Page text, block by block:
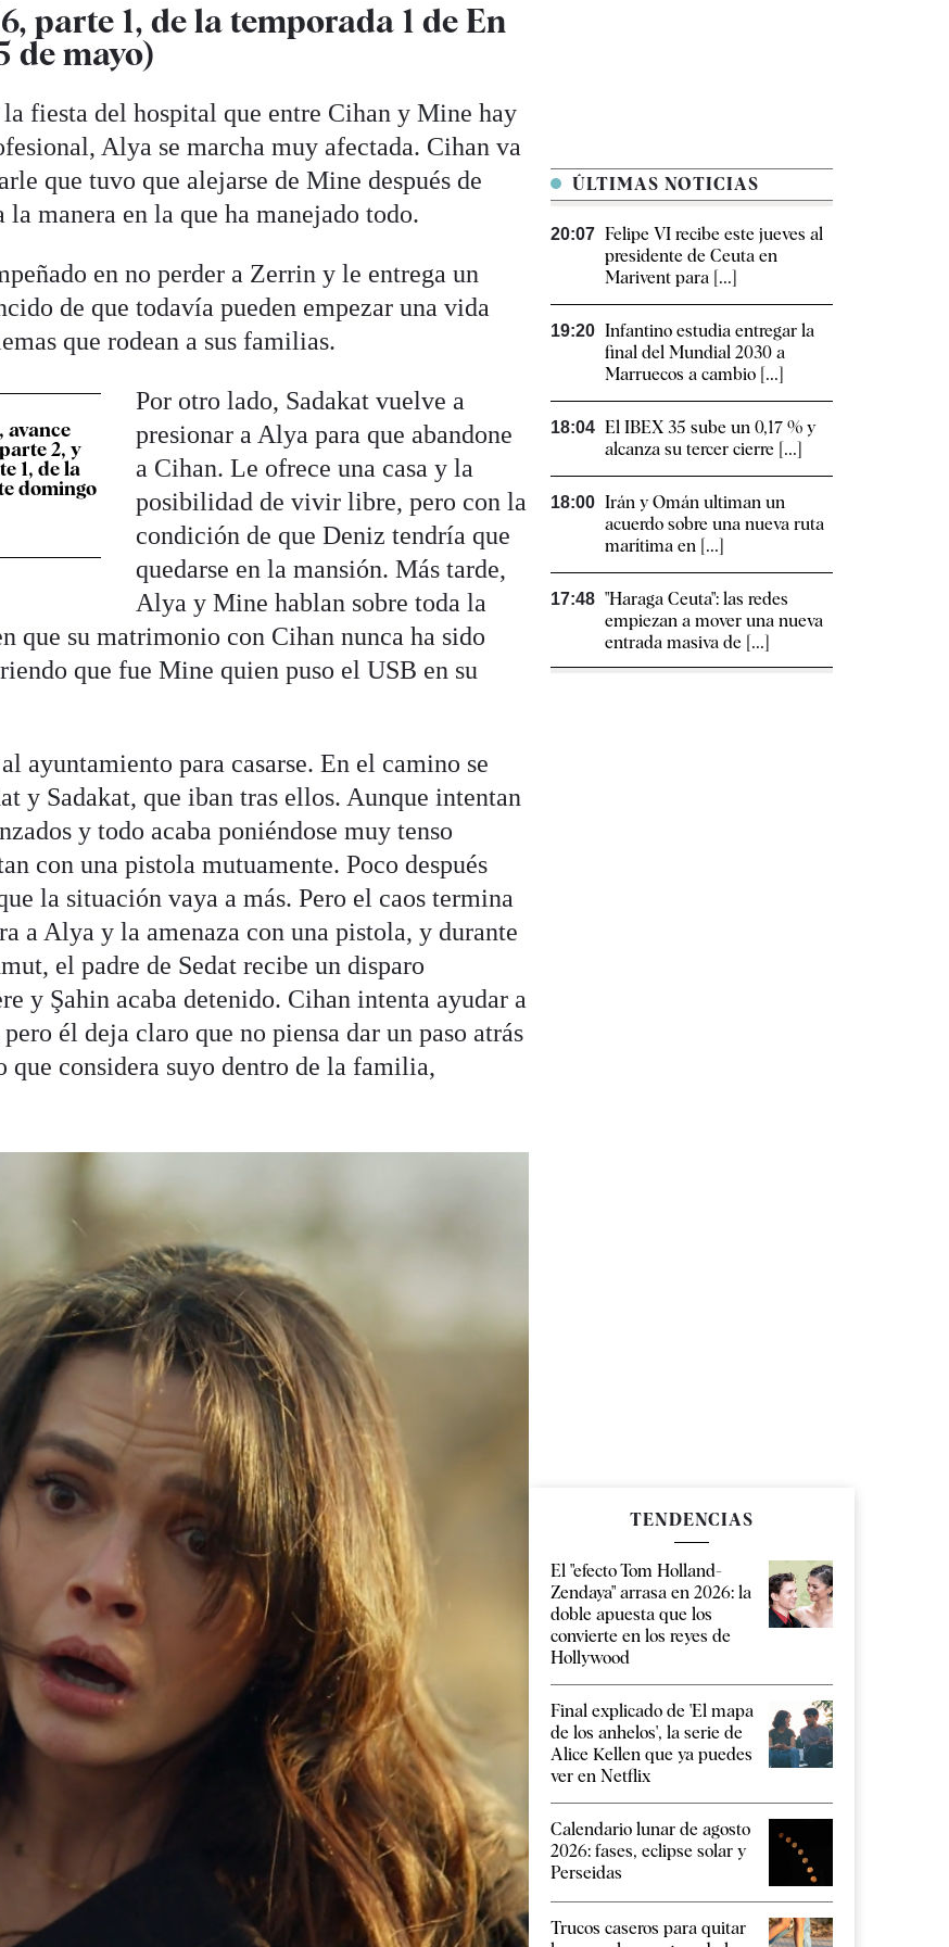
parte 1, de la temporada 1 de En
de mayo)
fiesta del hospital que entre Cihan y Mine hay
Alya se marcha muy afectada. Cihan va
que tuvo que alejarse de Mine después de
manera en la que ha manejado todo.
en no perder a Zerrin y le entrega un
de que todavía pueden empezar una vida
que rodean a sus familias.
avance
2, y
1, de la
domingo
Por otro lado, Sadakat vuelve a
presionar a Alya para que abandone
a Cihan. Le ofrece una casa y la
posibilidad de vivir libre, pero con la
condición de que Deniz tendría que
quedarse en la mansión. Más tarde,
Alya y Mine hablan sobre toda la
que su matrimonio con Cihan nunca ha sido
que fue Mine quien puso el USB en su
ayuntamiento para casarse. En el camino se
y Sadakat, que iban tras ellos. Aunque intentan
y todo acaba poniéndose muy tenso
con una pistola mutuamente. Poco después
la situación vaya a más. Pero el caos termina
a Alya y la amenaza con una pistola, y durante
el padre de Sedat recibe un disparo
y Şahin acaba detenido. Cihan intenta ayudar a
él deja claro que no piensa dar un paso atrás
que considera suyo dentro de la familia,
ÚLTIMAS NOTICIAS
20:07 Felipe VI recibe este jueves al
presidente de Ceuta en
Marivent para [...]
19:20 Infantino estudia entregar la
final del Mundial 2030 a
Marruecos a cambio [...]
18:04 El IBEX 35 sube un 0,17 % y
alcanza su tercer cierre [...]
18:00 Irán y Omán ultiman un
acuerdo sobre una nueva ruta
marítima en [...]
17:48 "Haraga Ceuta": las redes
empiezan a mover una nueva
entrada masiva de [...]
TENDENCIAS
El "efecto Tom Holland-
Zendaya" arrasa en 2026: la
doble apuesta que los
convierte en los reyes de
Hollywood
Final explicado de 'El mapa
de los anhelos', la serie de
Alice Kellen que ya puedes
ver en Netflix
Calendario lunar de agosto
2026: fases, eclipse solar y
Perseidas
Trucos caseros para quitar